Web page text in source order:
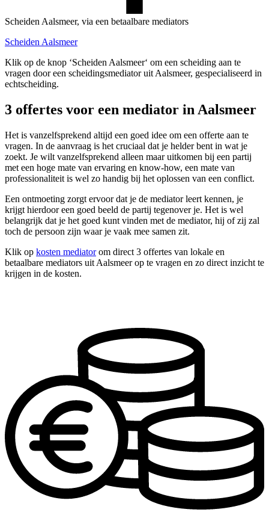
Scheiden Aalsmeer, via een betaalbare mediators
Scheiden Aalsmeer
Klik op de knop ‘Scheiden Aalsmeer‘ om een scheiding aan te
vragen door een scheidingsmediator uit Aalsmeer, gespecialiseerd in
echtscheiding.
3 offertes voor een mediator in Aalsmeer
Het is vanzelfsprekend altijd een goed idee om een offerte aan te
vragen. In de aanvraag is het cruciaal dat je helder bent in wat je
zoekt. Je wilt vanzelfsprekend alleen maar uitkomen bij een partij
met een hoge mate van ervaring en know-how, een mate van
professionaliteit is wel zo handig bij het oplossen van een conflict.
Een ontmoeting zorgt ervoor dat je de mediator leert kennen, je
krijgt hierdoor een goed beeld de partij tegenover je. Het is wel
belangrijk dat je het goed kunt vinden met de mediator, hij of zij zal
toch de persoon zijn waar je vaak mee samen zit.
Klik op kosten mediatorom direct 3 offertes van lokale en
betaalbare mediators uit Aalsmeer op te vragen en zo direct inzicht te
krijgen in de kosten.